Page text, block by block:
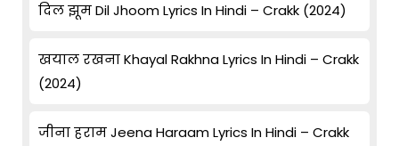
दिल झूम Dil Jhoom Lyrics In Hindi – Crakk (2024)
खयाल रखना Khayal Rakhna Lyrics In Hindi – Crakk
(2024)
जीना हराम Jeena Haraam Lyrics In Hindi – Crakk